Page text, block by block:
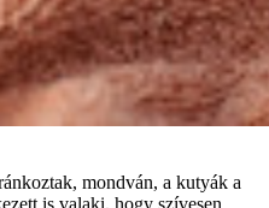
mondván, a kutyák a
is valaki, hogy szívesen